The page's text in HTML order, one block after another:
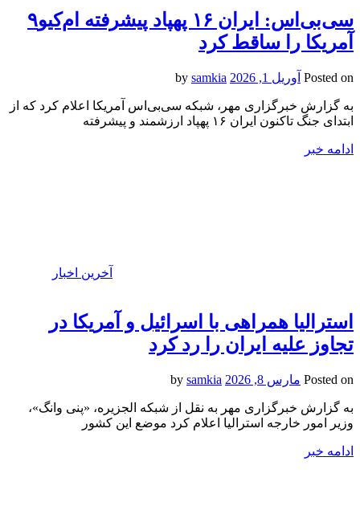
سی‌بی‌اس: ایران ۱۶ پهپاد پیشرفته ام‌کیو۹
آمریکا را ساقط کرد
Posted on آوریل 1, 2026 samkia
به گزارش خبرگزاری مهر، شبکه سی‌بی‌اس آمریکا اعلام کرد که از
ابتدای جنگ تاکنون ایران ۱۶ پهپاد ارزشمند و پیشرفته
ادامه خبر
آخرین اخبار
استرالیا همراهی با اسرائیل و آمریکا در
تجاوز علیه ایران را رد کرد
Posted on مارس 8, 2026 samkia
به گزارش خبرگزاری مهر به نقل از شبکه الجزیره، «پنی وانگ»،
وزیر امور خارجه استرالیا اعلام کرد موضع این کشور
ادامه خبر